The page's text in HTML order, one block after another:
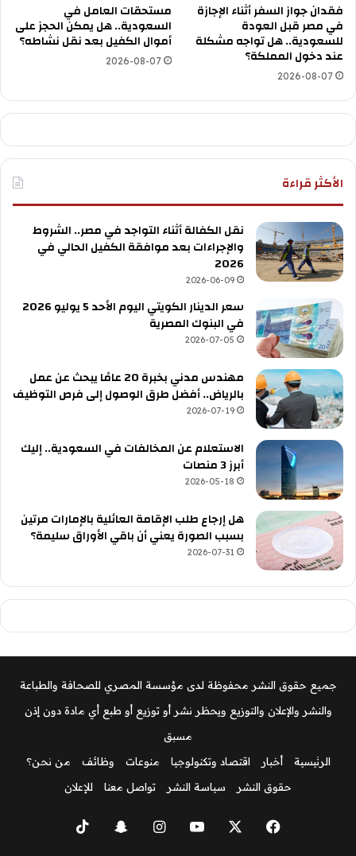
فقدان جواز السفر أثناء الإجازة
في مصر قبل العودة
للسعودية.. هل تواجه مشكلة
عند دخول المملكة؟
2026-08-07
مستحقات العامل في
السعودية.. هل يمكن الحجز على
أموال الكفيل بعد نقل نشاطه؟
2026-08-07
الأكثر قراءة
نقل الكفالة أثناء التواجد في مصر.. الشروط
والإجراءات بعد موافقة الكفيل الحالي في
2026
2026-06-09
سعر الدينار الكويتي اليوم الأحد 5 يوليو 2026
في البنوك المصرية
2026-07-05
مهندس مدني بخبرة 20 عامًا يبحث عن عمل
بالرياض.. أفضل طرق الوصول إلى فرص التوظيف
2026-07-19
الاستعلام عن المخالفات في السعودية.. إليك
أبرز 3 منصات
2026-05-18
هل إرجاع طلب الإقامة العائلية بالإمارات مرتين
بسبب الصورة يعني أن باقي الأوراق سليمة؟
2026-07-31
جميع حقوق النشر محفوظة لدى مؤسسة المصري للصحافة والطباعة
والنشر والإعلان والتوزيع ويحظر نشر أو توزيع أو طبع أي مادة دون إذن
مسبق
الرئيسية
أخبار اقتصاد وتكنولوجيا منوعات وظائف
من نحن؟
حقوق النشر
سياسة النشر تواصل معنا للإعلان
فيسبوك ‫YouTubeانستقرامسناب